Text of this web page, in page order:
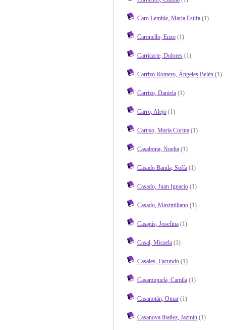
Caro Lemble, María Estifa(1)
Caronello, Enzo(1)
Carricarte, Dolores(1)
Carrizo Romero, Ángeles Belén(1)
Carrizo, Daniela(1)
Carro, Alejo(1)
Caruso, María Corina(1)
Casabona, Noelia(1)
Casado Banda, Sofía(1)
Casado, Juan Ignacio(1)
Casado, Maximiliano(1)
Casajús, Josefina(1)
Casal, Micaela(1)
Casales, Facundo(1)
Casamiquela, Camila(1)
Casanotán, Omar(1)
Casanova Ibañez, Jazmín(1)